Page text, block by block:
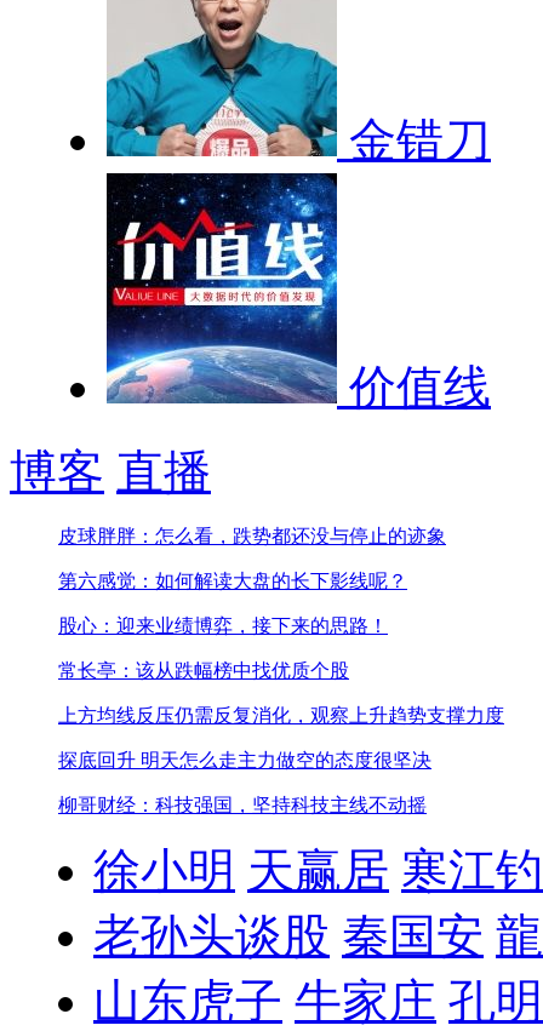
金错刀
价值线
博客 直播
皮球胖胖：怎么看，跌势都还没与停止的迹象
第六感觉：如何解读大盘的长下影线呢？
股心：迎来业绩博弈，接下来的思路！
常长亭：该从跌幅榜中找优质个股
上方均线反压仍需反复消化，观察上升趋势支撑力度
探底回升 明天怎么走主力做空的态度很坚决
柳哥财经：科技强国，坚持科技主线不动摇
徐小明 天赢居 寒江
老孙头谈股 秦国安
山东虎子 牛家庄 孔